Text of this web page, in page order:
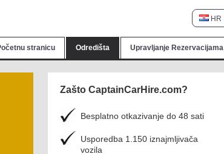
HR
stranicu Odredišta Upravljanje Rezervacijama
Zašto CaptainCarHire.com?
Besplatno otkazivanje do 48 sati
Usporedba 1.150 iznajmljivača
vozila